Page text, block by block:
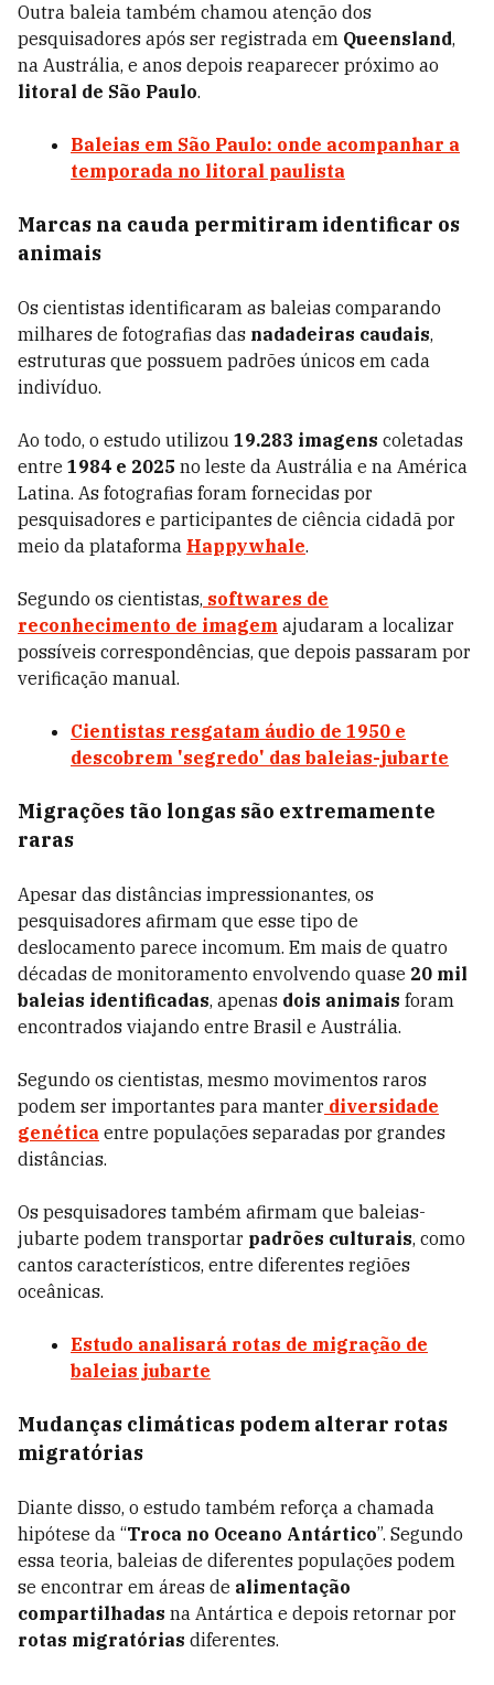
Outra baleia também chamou atenção dos
pesquisadores após ser registrada em Queensland,
na Austrália, e anos depois reaparecer próximo ao
litoral de São Paulo.
Baleias em São Paulo: onde acompanhar a
temporada no litoral paulista
Marcas na cauda permitiram identificar os
animais
Os cientistas identificaram as baleias comparando
milhares de fotografias das nadadeiras caudais,
estruturas que possuem padrões únicos em cada
indivíduo.
Ao todo, o estudo utilizou 19.283 imagens coletadas
entre 1984 e 2025 no leste da Austrália e na América
Latina. As fotografias foram fornecidas por
pesquisadores e participantes de ciência cidadã por
meio da plataforma Happywhale.
Segundo os cientistas, softwares de
reconhecimento de imagem ajudaram a localizar
possíveis correspondências, que depois passaram por
verificação manual.
Cientistas resgatam áudio de 1950 e
descobrem 'segredo' das baleias-jubarte
Migrações tão longas são extremamente
raras
Apesar das distâncias impressionantes, os
pesquisadores afirmam que esse tipo de
deslocamento parece incomum. Em mais de quatro
décadas de monitoramento envolvendo quase 20 mil
baleias identificadas, apenas dois animais foram
encontrados viajando entre Brasil e Austrália.
Segundo os cientistas, mesmo movimentos raros
podem ser importantes para manter diversidade
genética entre populações separadas por grandes
distâncias.
Os pesquisadores também afirmam que baleias-
jubarte podem transportar padrões culturais, como
cantos característicos, entre diferentes regiões
oceânicas.
Estudo analisará rotas de migração de
baleias jubarte
Mudanças climáticas podem alterar rotas
migratórias
Diante disso, o estudo também reforça a chamada
hipótese da “Troca no Oceano Antártico”. Segundo
essa teoria, baleias de diferentes populações podem
se encontrar em áreas de alimentação
compartilhadas na Antártica e depois retornar por
rotas migratórias diferentes.